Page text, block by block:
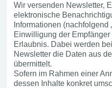
Wir versenden Newsletter,
elektronische
Informationen (nachfolgend
Einwilligung der
Erlaubnis. Dabei werden
Newsletter die Daten aus
übermittelt.
Sofern im Rahmen einer
dessen Inhalte konkret